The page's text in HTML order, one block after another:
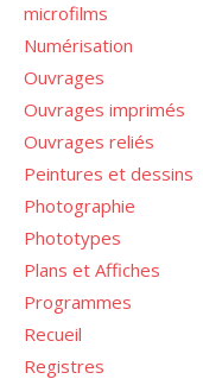
microfilms
Numérisation
Ouvrages
Ouvrages imprimés
Ouvrages reliés
Peintures et dessins
Photographie
Phototypes
Plans et Affiches
Programmes
Recueil
Registres